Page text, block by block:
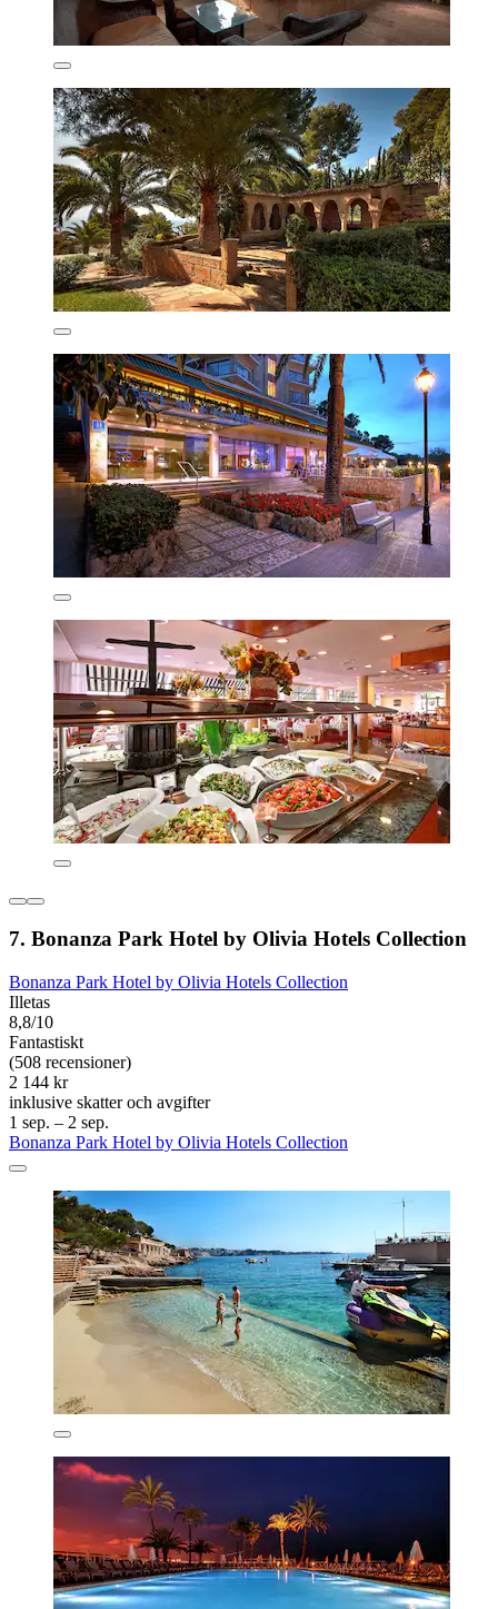
7. Bonanza Park Hotel by Olivia Hotels Collection
Bonanza Park Hotel by Olivia Hotels Collection
Illetas
8,8/10
Fantastiskt
(508 recensioner)
2 144 kr
inklusive skatter och avgifter
1 sep. – 2 sep.
Bonanza Park Hotel by Olivia Hotels Collection